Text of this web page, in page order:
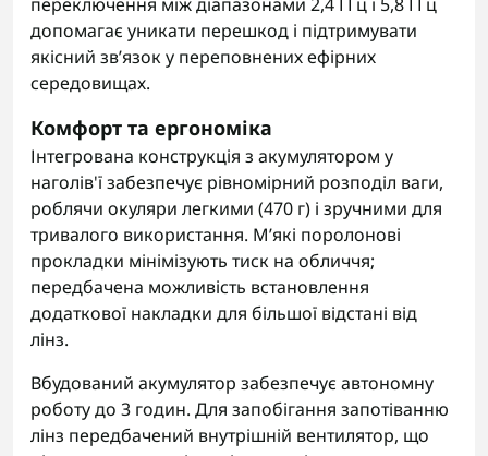
допомагає уникати перешкод і підтримувати
якісний звʼязок у переповнених ефірних
середовищах.
Комфорт та ергономіка
Інтегрована конструкція з акумулятором у
наголів'ї забезпечує рівномірний розподіл ваги,
роблячи окуляри легкими (470 г) і зручними для
тривалого використання. Мʼякі поролонові
прокладки мінімізують тиск на обличчя;
передбачена можливість встановлення
додаткової накладки для більшої відстані від
лінз.
Вбудований акумулятор забезпечує автономну
роботу до 3 годин. Для запобігання запотіванню
лінз передбачений внутрішній вентилятор, що